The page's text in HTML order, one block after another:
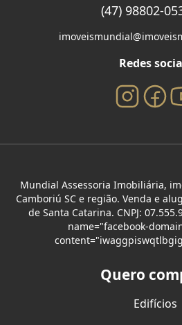
(47) 98802-
Redes
Mundial Assessoria Imobiliária,
Camboriú SC e região. Venda e
de Santa Catarina. CNPJ:
name="facebook-
Quero
Edifícios